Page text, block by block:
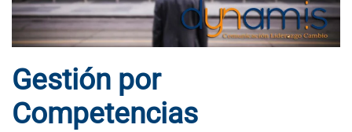
Gestión por
Competencias